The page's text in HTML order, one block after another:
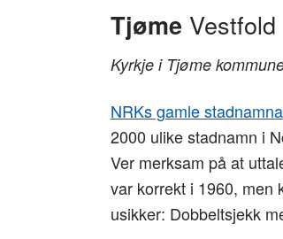
Tjøme Vestfold
Kyrkje i Tjøme
NRKs gamle
2000 ulike stadnamn i
Ver merksam på at
var korrekt i 1960, men
usikker: Dobbeltsjekk